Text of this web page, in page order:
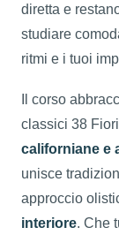
diretta e
studiare
ritmi e i tuoi
Il corso
classici 38
californiane e
unisce
approccio
interiore. Che